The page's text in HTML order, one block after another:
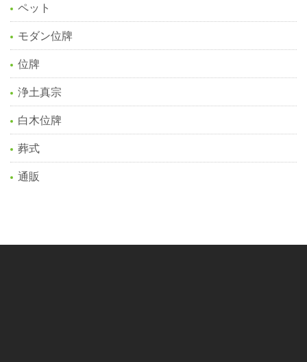
ペット
モダン位牌
位牌
浄土真宗
白木位牌
葬式
通販